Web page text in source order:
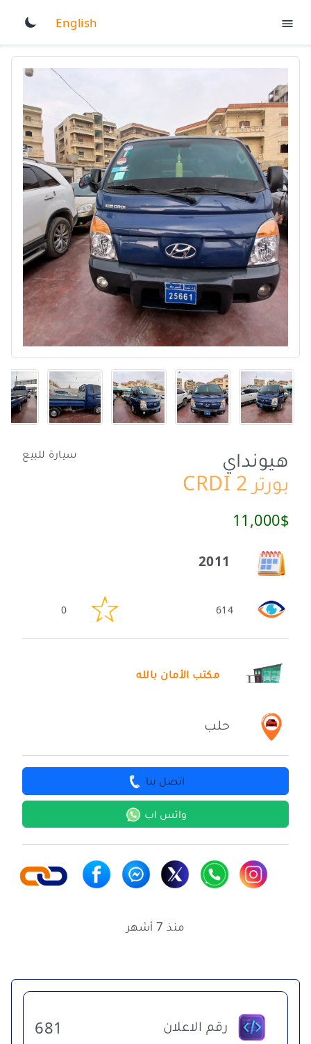
English
هيونداي سيارة للبيع
بورتر 2 CRDI
11,000$
2011
614
0
مكتب الأمان بالله
حلب
اتصل بنا
واتس اب
منذ 7 أشهر
رقم الاعلان 681